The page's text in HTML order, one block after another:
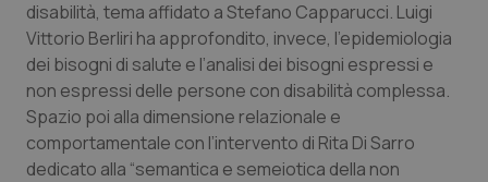
Tiroide
Tumore al seno
Tumore ovarico
disabilità, tema affidato a Stefano Capparucci. Luigi
Vittorio Berliri ha approfondito, invece, l’epidemiologia
dei bisogni di salute e l’analisi dei bisogni espressi e
non espressi delle persone con disabilità complessa.
Spazio poi alla dimensione relazionale e
comportamentale con l’intervento di Rita Di Sarro
dedicato alla “semantica e semeiotica della non